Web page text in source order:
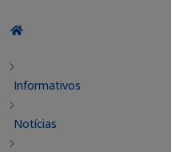
Informativos
Notícias